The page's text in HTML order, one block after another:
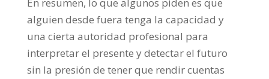
En resumen, lo que algunos piden es que
alguien desde fuera tenga la capacidad y
una cierta autoridad profesional para
interpretar el presente y detectar el futuro
sin la presión de tener que rendir cuentas